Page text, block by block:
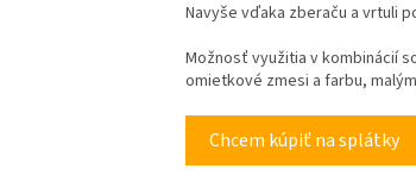
Navyše vďaka zberaču a vrtuli
Možnosť využitia v kombinácií
omietkové zmesi a farbu,
Chcem kúpiť na splátky